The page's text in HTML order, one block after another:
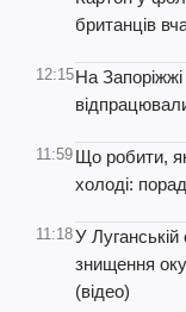
британців
12:15На
11:59 Що робити,
холоді:
11:18У Луганській
знищення
(відео)